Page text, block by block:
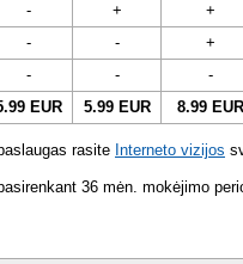
- + +
- - +
- - -
EUR 5.99 EUR 8.99 EUR
rasite Interneto vizijos
36 mėn. mokėjimo